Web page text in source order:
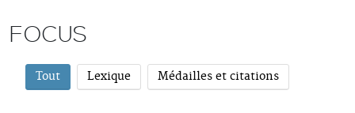
FOCUS
Tout Lexique Médailles et citations